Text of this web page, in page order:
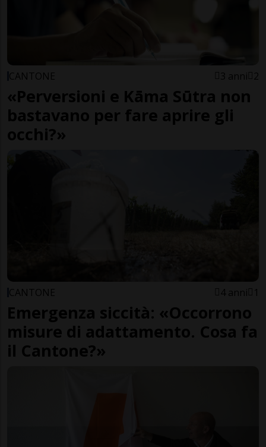
CANTONE 3 anni 2
«Perversioni e Kāma Sūtra non
bastavano per fare aprire gli
occhi?»
CANTONE 4 anni 1
Emergenza siccità: «Occorrono
misure di adattamento. Cosa fa
il Cantone?»